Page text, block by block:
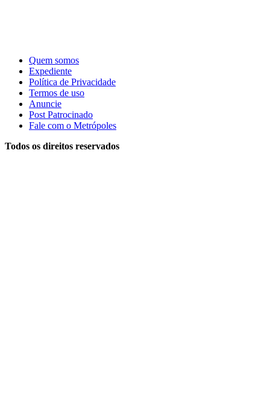
Quem somos
Expediente
Política de Privacidade
Termos de uso
Anuncie
Post Patrocinado
Fale com o Metrópoles
Todos os direitos reservados